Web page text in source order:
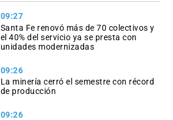
09:27
Santa Fe renovó más de 70 colectivos y
el 40% del servicio ya se presta con
unidades modernizadas
09:26
La minería cerró el semestre con récord
de producción
09:26